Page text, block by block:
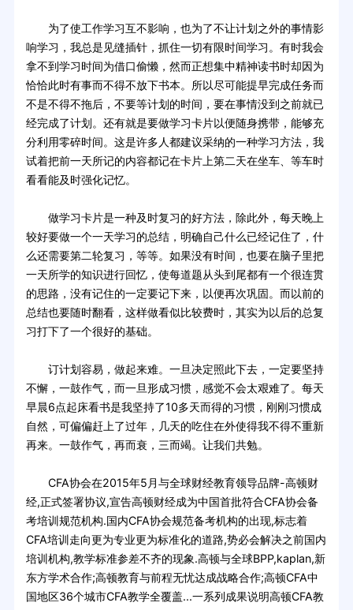
为了使工作学习互不影响，也为了不让计划之外的事情影
响学习，我总是见缝插针，抓住一切有限时间学习。有时我会
拿不到学习时间为借口偷懒，然而正想集中精神读书时却因为
恰恰此时有事而不得不放下书本。所以尽可能提早完成任务而
不是不得不拖后，不要等计划的时间，要在事情没到之前就已
经完成了计划。还有就是要做学习卡片以便随身携带，能够充
分利用零碎时间。这是许多人都建议采纳的一种学习方法，我
试着把前一天所记的内容都记在卡片上第二天在坐车、等车时
看看能及时强化记忆。
做学习卡片是一种及时复习的好方法，除此外，每天晚上
较好要做一个一天学习的总结，明确自己什么已经记住了，什
么还需要第二轮复习，等等。如果没有时间，也要在脑子里把
一天所学的知识进行回忆，使每道题从头到尾都有一个很连贯
的思路，没有记住的一定要记下来，以便再次巩固。而以前的
总结也要随时翻看，这样做看似比较费时，其实为以后的总复
习打下了一个很好的基础。
订计划容易，做起来难。一旦决定照此下去，一定要坚持
不懈，一鼓作气，而一旦形成习惯，感觉不会太艰难了。每天
早晨6点起床看书是我坚持了10多天而得的习惯，刚刚习惯成
自然，可偏偏赶上了过年，几天的吃住在外使得我不得不重新
再来。一鼓作气，再而衰，三而竭。让我们共勉。
CFA协会在2015年5月与全球财经教育领导品牌-高顿财
经,正式签署协议,宣告高顿财经成为中国首批符合CFA协会备
考培训规范机构.国内CFA协会规范备考机构的出现,标志着
CFA培训走向更为专业更为标准化的道路,势必会解决之前国内
培训机构,教学标准参差不齐的现象.高顿与全球BPP,kaplan,新
东方学术合作;高顿教育与前程无忧达成战略合作;高顿CFA中
国地区36个城市CFA教学全覆盖...一系列成果说明高顿CFA教